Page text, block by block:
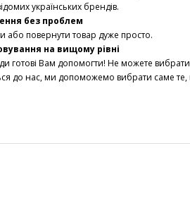
українських брендів.
без проблем
або повернути товар дуже просто.
на вищому рівні
готові Вам допомогти! Не можете
до нас, ми допоможемо вибрати саме